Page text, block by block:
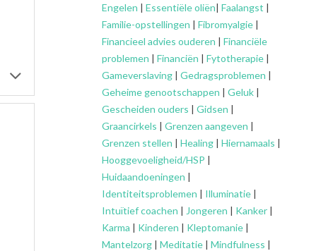
Engelen | Essentiële oliën| Faalangst |
Familie-opstellingen | Fibromyalgie |
Financieel advies ouderen | Financiële
problemen | Financiën | Fytotherapie |
Gameverslaving | Gedragsproblemen |
Geheime genootschappen | Geluk |
Gescheiden ouders | Gidsen |
Graancirkels | Grenzen aangeven |
Grenzen stellen | Healing | Hiernamaals |
Hooggevoeligheid/HSP |
Huidaandoeningen |
Identiteitsproblemen | Illuminatie |
Intuïtief coachen | Jongeren | Kanker |
Karma | Kinderen | Kleptomanie |
Mantelzorg | Meditatie | Mindfulness |